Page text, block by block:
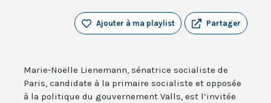
Partager
Ajouter à ma playlist
Marie-Noëlle Lienemann, sénatrice socialiste de
Paris, candidate à la primaire socialiste et opposée
à la politique du gouvernement Valls, est l’invitée